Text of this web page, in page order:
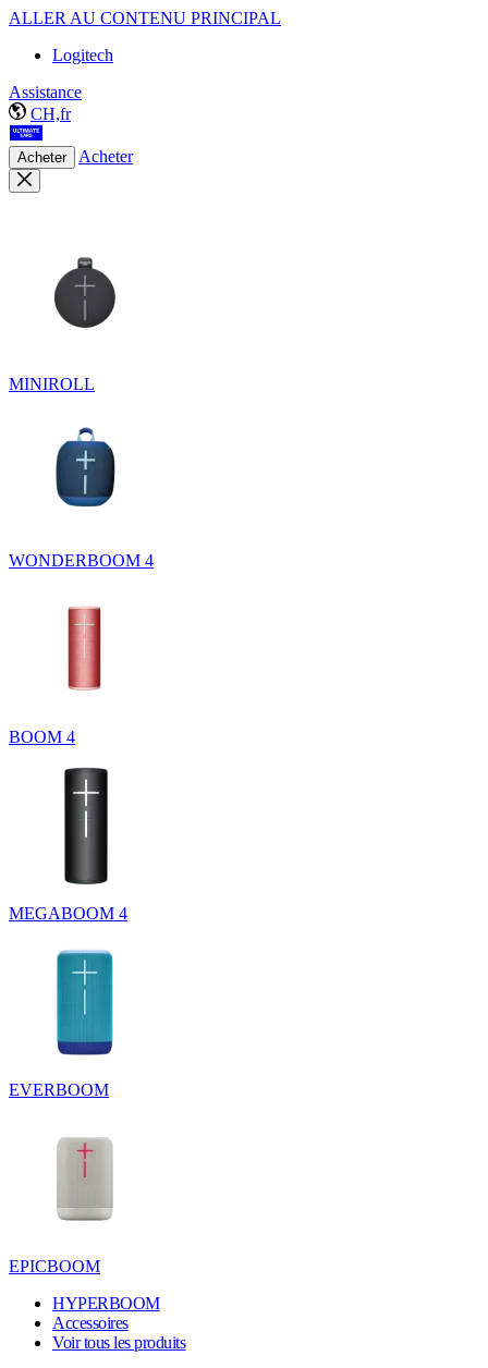
ALLER AU CONTENU PRINCIPAL
Logitech
Assistance
CH,fr
Acheter Acheter
MINIROLL
WONDERBOOM 4
BOOM 4
MEGABOOM 4
EVERBOOM
EPICBOOM
HYPERBOOM
Accessoires
Voir tous les produits